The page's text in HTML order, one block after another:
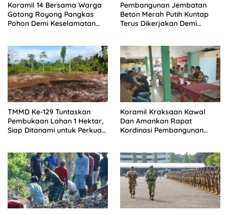
Koramil 14 Bersama Warga
Gotong Royong Pangkas
Pohon Demi Keselamatan
Pembangunan Jembatan
Beton Merah Putih Kuntap
Terus Dikerjakan Demi
TMMD Ke-129 Tuntaskan
Pembukaan Lahan 1 Hektar,
Siap Ditanami untuk Perkuat
Koramil Kraksaan Kawal
Dan Amankan Rapat
Kordinasi Pembangunan